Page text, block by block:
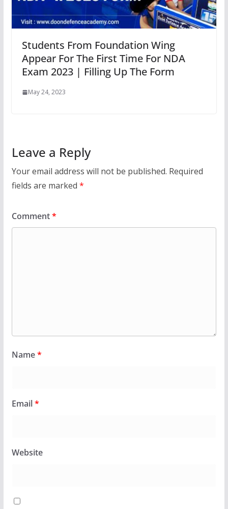
Students From Foundation Wing
Appear For The First Time For NDA
Exam 2023 | Filling Up The Form
May 24, 2023
Leave a Reply
Your email address will not be published. Required
fields are marked *
Comment*
Name*
Email*
Website